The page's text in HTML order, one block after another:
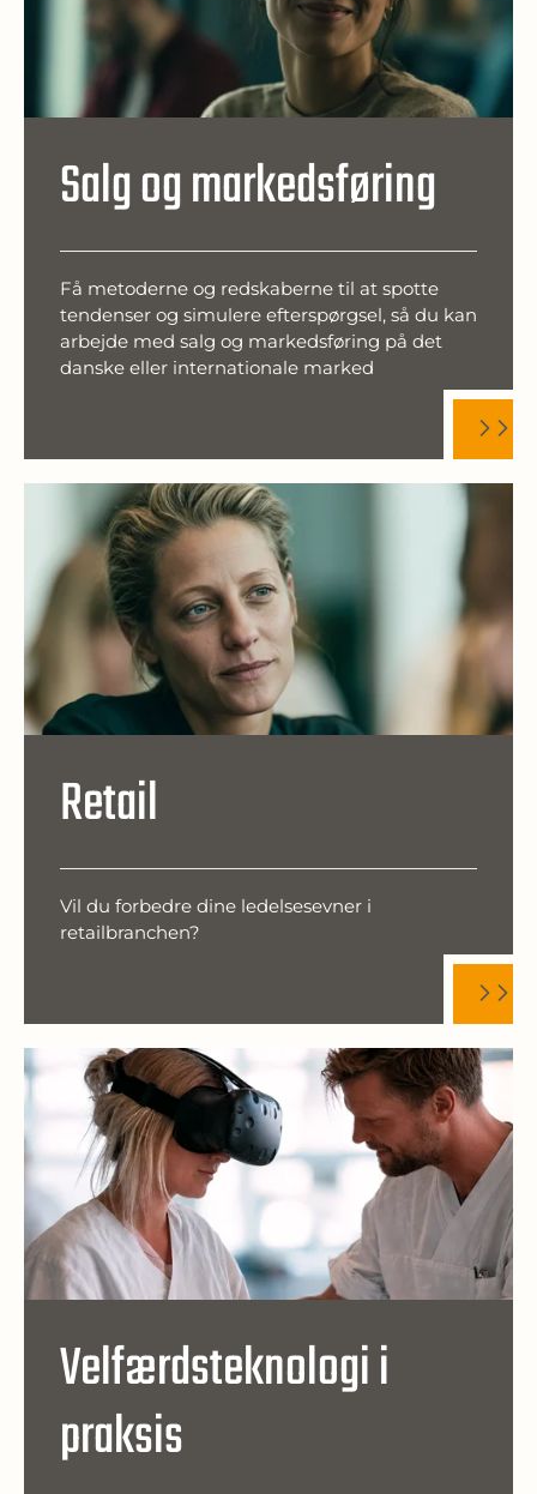
Salg og markedsføring
Få metoderne og redskaberne til at spotte
tendenser og simulere efterspørgsel, så du kan
arbejde med salg og markedsføring på det
danske eller internationale marked
Retail
Vil du forbedre dine ledelsesevner i
retailbranchen?
Velfærdsteknologi i
praksis